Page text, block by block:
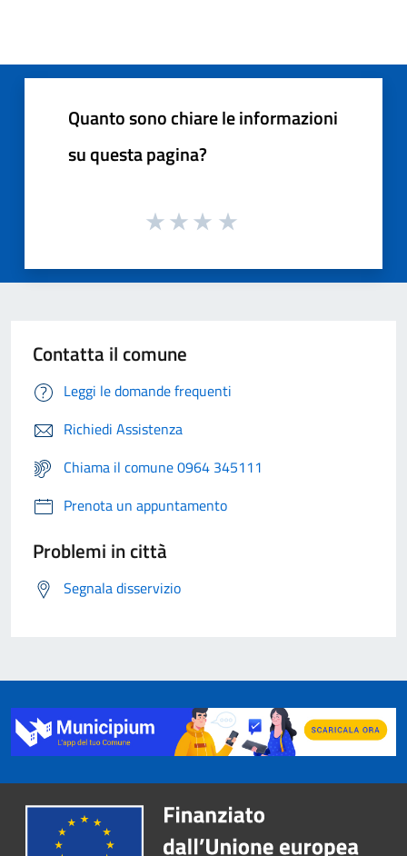
Quanto sono chiare le informazioni
su questa pagina?
Contatta il comune
Leggi le domande frequenti
Richiedi Assistenza
Chiama il comune 0964 345111
Prenota un appuntamento
Problemi in città
Segnala disservizio